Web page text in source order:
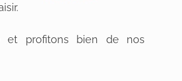
et profitons bien de nos